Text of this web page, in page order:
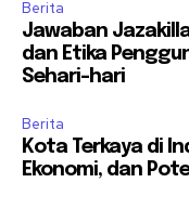
Berita
Jawaban
dan Etika
Sehari-hari
Berita
Kota Terkaya di
Ekonomi, dan